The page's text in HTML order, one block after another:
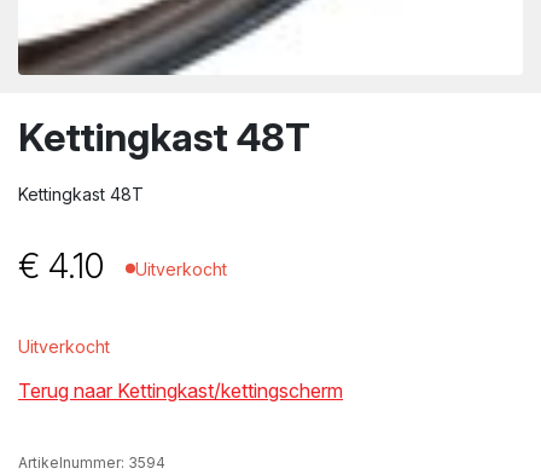
Kettingkast 48T
Kettingkast 48T
€ 4.10 Uitverkocht
Uitverkocht
Terug naar Kettingkast/kettingscherm
Artikelnummer: 3594